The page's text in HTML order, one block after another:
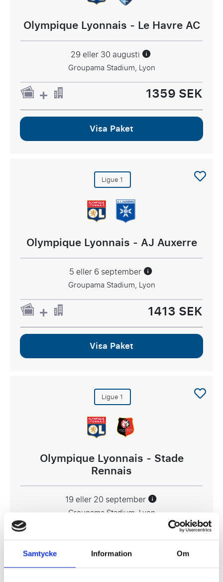
Samtycke Information Om
Olympique Lyonnais - Le Havre AC
29 eller 30 augusti
Groupama Stadium, Lyon
1359 SEK
Visa Paket
Ligue 1
Olympique Lyonnais - AJ Auxerre
5 eller 6 september
Groupama Stadium, Lyon
1413 SEK
Visa Paket
Ligue 1
Olympique Lyonnais - Stade
Rennais
19 eller 20 september
Groupama Stadium, Lyon
1472 SEK
Visa Paket